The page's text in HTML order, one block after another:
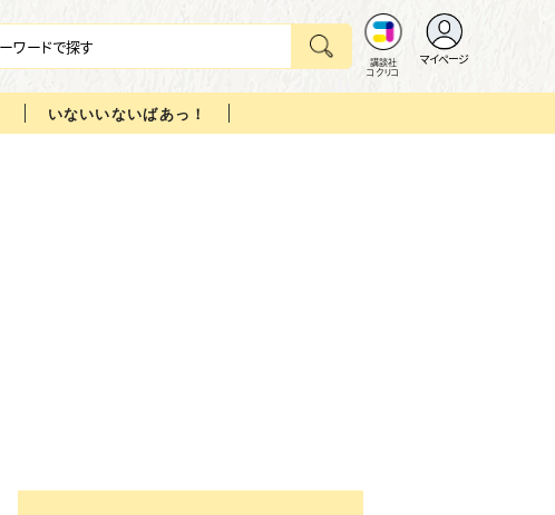
講談社
コクリコ
マイページ
いないいないばあっ！